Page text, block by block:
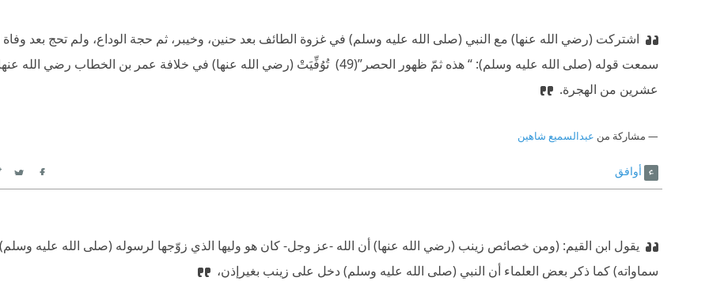
اشتركت (رضي الله عنها) مع النبي (صلى الله عليه وسلم) في غزوة الطائف بعد حنين، وخيبر، ثم حجة الوداع، ولم تحج بعد وفاة
سمعت قوله (صلى الله عليه وسلم): “ هذه ثمّ ظهور الحصر”(49) ‫ تُوُفِّيَتْ (رضي الله عنها) في خلافة عمر بن الخطاب رضي
عشرين من الهجرة.
مشاركة من عبدالسميع شاهين
أوافق
يقول ابن القيم: (ومن خصائص زينب (رضي الله عنها) أن الله -عز وجل- كان هو وليها الذي زوّجها لرسوله (صلى الله عليه
سماواته) كما ذكر بعض العلماء أن النبي (صلى الله عليه وسلم) دخل على زينب بغيرإذن،